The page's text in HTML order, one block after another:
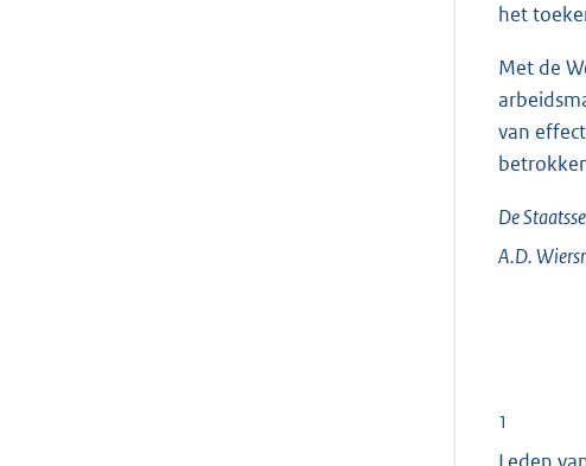
het
Met de
van
De
A.D.
1